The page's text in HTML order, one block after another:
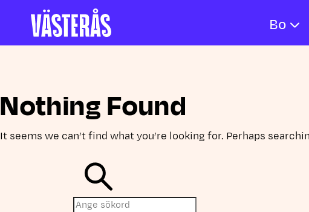
Hoppa till innehåll Bo
Nothing Found
It seems we can’t find what you’re looking for. Perhaps